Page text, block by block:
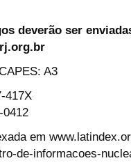
deverão ser
A3
417X
0412
em
de-informacoes-